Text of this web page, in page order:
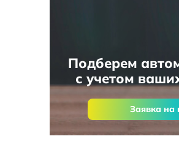
Подберем
с учетом
Заявка на